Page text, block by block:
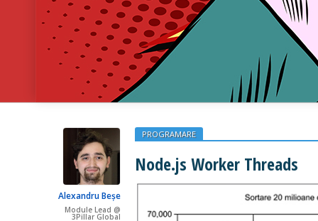
Alexandru Beșe
Module Lead @
3Pillar Global
PROGRAMARE
Node.js Worker Threads